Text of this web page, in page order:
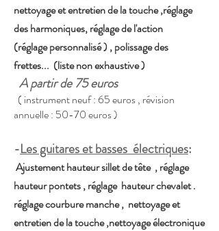
nettoyage et entretien de la touche ,réglage
des harmoniques, réglage de l'action
(réglagepersonnalisé) , polissage des
frettes... (liste non exhaustive )
A partir de 75 euros
​ ( instrument neuf : 65 euros , révision
annuelle : 50-70 euros )
-Les guitares et basses électriques:
​ Ajustement hauteur sillet de tête , réglage
hauteur pontets , réglage hauteur chevalet .
réglage courbure manche , nettoyage et
entretien de la touche ,nettoyage électronique